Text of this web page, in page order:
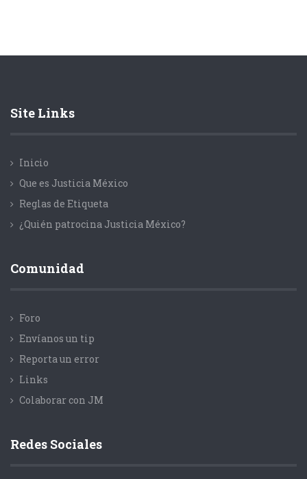
Site Links
Inicio
Que es Justicia México
Reglas de Etiqueta
¿Quién patrocina Justicia México?
Comunidad
Foro
Envíanos un tip
Reporta un error
Links
Colaborar con JM
Redes Sociales